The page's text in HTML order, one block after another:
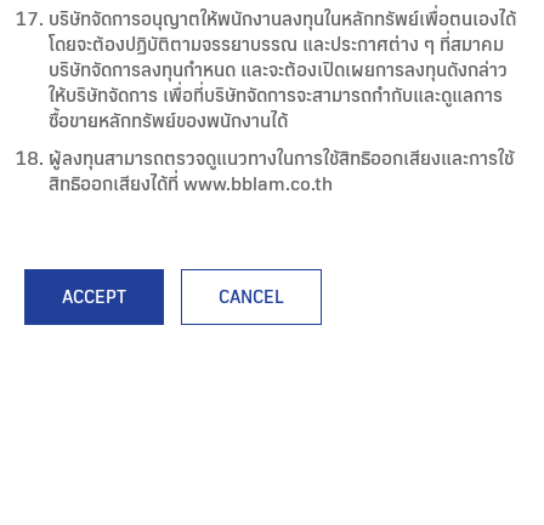
บริษัทจัดการอนุญาตให้พนักงานลงทุนในหลักทรัพย์เพื่อตนเองได้
โดยจะต้องปฏิบัติตามจรรยาบรรณ และประกาศต่าง ๆ ที่สมาคม
บริษัทจัดการลงทุนกำหนด และจะต้องเปิดเผยการลงทุนดังกล่าว
ให้บริษัทจัดการ เพื่อที่บริษัทจัดการจะสามารถกำกับและดูแลการ
ซื้อขายหลักทรัพย์ของพนักงานได้
ผู้ลงทุนสามารถตรวจดูแนวทางในการใช้สิทธิออกเสียงและการใช้
สิทธิออกเสียงได้ที่ www.bblam.co.th
ACCEPT CANCEL